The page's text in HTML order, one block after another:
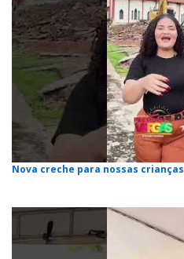
Nova creche para nossas crianças